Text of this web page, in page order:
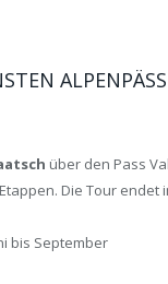
über den Pass
Die Tour endet
bis September